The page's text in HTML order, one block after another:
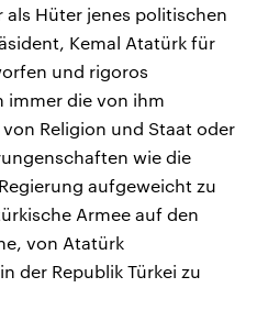
Hüter jenes politischen
Kemal Atatürk für
und rigoros
immer die von ihm
Religion und Staat oder
wie die
aufgeweicht zu
Armee auf den
von Atatürk
der Republik Türkei zu